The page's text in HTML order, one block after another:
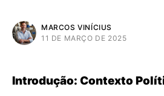
MARCOS VINÍCIUS
11 DE MARÇO DE 2025
Introdução: Contexto